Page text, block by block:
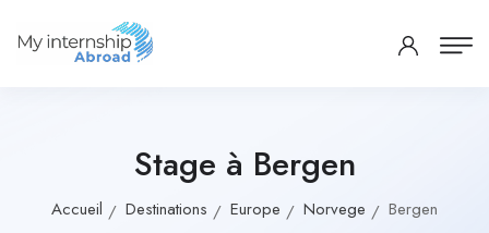
Stage à Bergen
Accueil Destinations Europe Norvege Bergen